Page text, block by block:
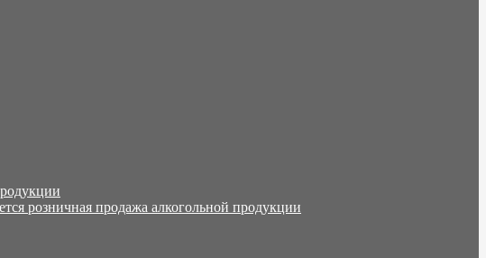
розничная продажа алкогольной продукции